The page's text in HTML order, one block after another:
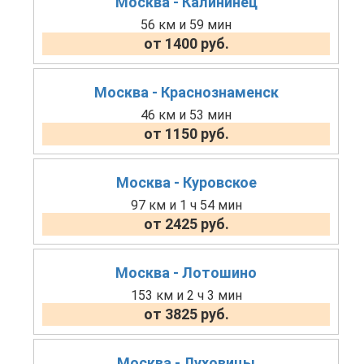
56 км и 59 мин
от 1400 руб.
Москва - Краснознаменск
46 км и 53 мин
от 1150 руб.
Москва - Куровское
97 км и 1 ч 54 мин
от 2425 руб.
Москва - Лотошино
153 км и 2 ч 3 мин
от 3825 руб.